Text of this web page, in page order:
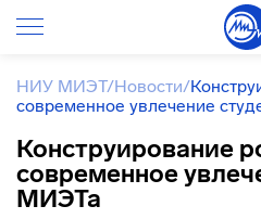
НИУ МИЭТ/Новости/
современное увлечение
Конструирование
современное
МИЭТа